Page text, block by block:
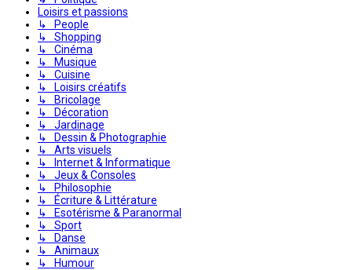
Loisirs et passions
↳ People
↳ Shopping
↳ Cinéma
↳ Musique
↳ Cuisine
↳ Loisirs créatifs
↳ Bricolage
↳ Décoration
↳ Jardinage
↳ Dessin & Photographie
↳ Arts visuels
↳ Internet & Informatique
↳ Jeux & Consoles
↳ Philosophie
↳ Écriture & Littérature
↳ Esotérisme & Paranormal
↳ Sport
↳ Danse
↳ Animaux
↳ Humour